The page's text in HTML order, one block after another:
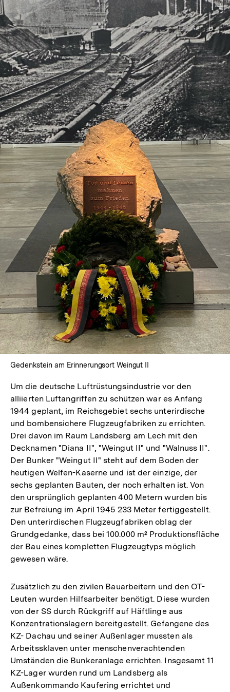
Gedenkstein am Erinnerungsort Weingut II
Um die deutsche Luftrüstungsindustrie vor den
alliierten Luftangriffen zu schützen war es Anfang
1944 geplant, im Reichsgebiet sechs unterirdische
und bombensichere Flugzeugfabriken zu errichten.
Drei davon im Raum Landsberg am Lech mit den
Decknamen "Diana II", "Weingut II" und "Walnuss II".
Der Bunker "Weingut II" steht auf dem Boden der
heutigen Welfen-Kaserne und ist der einzige, der
sechs geplanten Bauten, der noch erhalten ist. Von
den ursprünglich geplanten 400 Metern wurden bis
zur Befreiung im April 1945 233 Meter fertiggestellt.
Den unterirdischen Flugzeugfabriken oblag der
Grundgedanke, dass bei 100.000 m² Produktionsfläche
der Bau eines kompletten Flugzeugtyps möglich
gewesen wäre.
Zusätzlich zu den zivilen Bauarbeitern und den OT-
Leuten wurden Hilfsarbeiter benötigt. Diese wurden
von der SS durch Rückgriff auf Häftlinge aus
Konzentrationslagern bereitgestellt. Gefangene des
KZ- Dachau und seiner Außenlager mussten als
Arbeitssklaven unter menschenverachtenden
Umständen die Bunkeranlage errichten. Insgesamt 11
KZ-Lager wurden rund um Landsberg als
Außenkommando Kaufering errichtet und